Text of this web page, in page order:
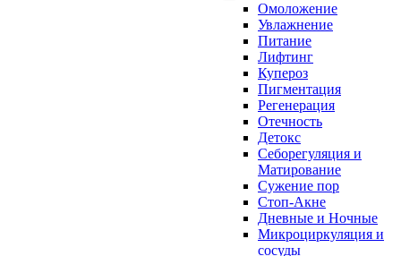
Омоложение
Увлажнение
Питание
Лифтинг
Купероз
Пигментация
Регенерация
Отечность
Детокс
Себорегуляция и
Матирование
Сужение пор
Стоп-Акне
Дневные и Ночные
Микроциркуляция и
сосуды